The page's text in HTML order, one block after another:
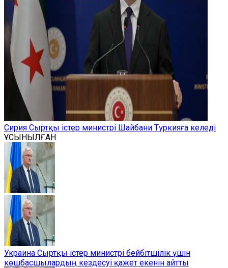
Сирия Сыртқы істер министрі Шайбани Түркияға келеді
ҰСЫНЫЛҒАН
Украина Сыртқы істер министрі бейбітшілік үшін
көшбасшылардың кездесуі қажет екенін айтты